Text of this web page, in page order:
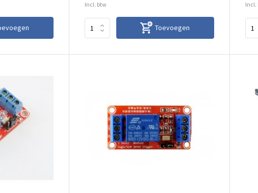
Incl. btw
Toevoegen
Incl.